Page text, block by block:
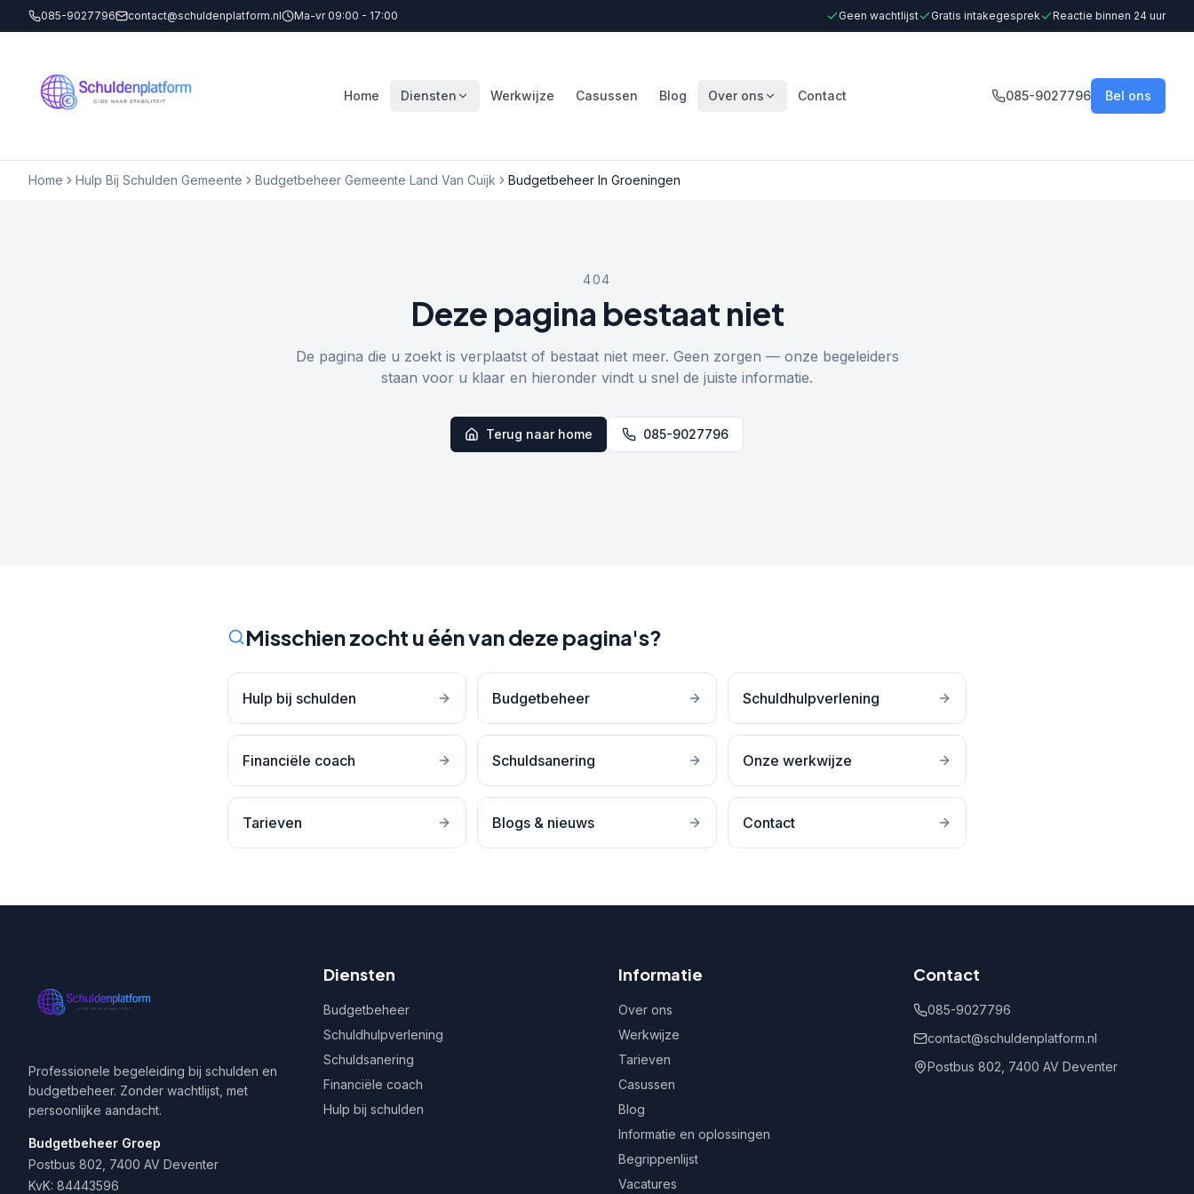
085-9027796 contact@schuldenplatform.nl Ma-vr 09:00 - 17:00 Geen wachtlijst Gratis intakegesprek Reactie binnen 24 uur
Home Diensten Werkwijze Casussen Blog Over ons Contact 085-9027796 Bel ons
Home Hulp Bij Schulden Gemeente Budgetbeheer Gemeente Land Van Cuijk Budgetbeheer In Groeningen
404
Deze pagina bestaat niet
De pagina die u zoekt is verplaatst of bestaat niet meer. Geen zorgen — onze begeleiders
staan voor u klaar en hieronder vindt u snel de juiste informatie.
Terug naar home 085-9027796
Misschien zocht u één van deze pagina's?
Hulp bij schulden Budgetbeheer Schuldhulpverlening
Financiële coach Schuldsanering Onze werkwijze
Tarieven Blogs & nieuws Contact
Professionele begeleiding bij schulden en
budgetbeheer. Zonder wachtlijst, met
persoonlijke aandacht.
Budgetbeheer Groep
Postbus 802, 7400 AV Deventer
KvK: 84443596
Diensten
Budgetbeheer
Schuldhulpverlening
Schuldsanering
Financiële coach
Hulp bij schulden
Informatie
Over ons
Werkwijze
Tarieven
Casussen
Blog
Informatie en oplossingen
Begrippenlijst
Vacatures
Contact
085-9027796
contact@schuldenplatform.nl
Postbus 802, 7400 AV Deventer